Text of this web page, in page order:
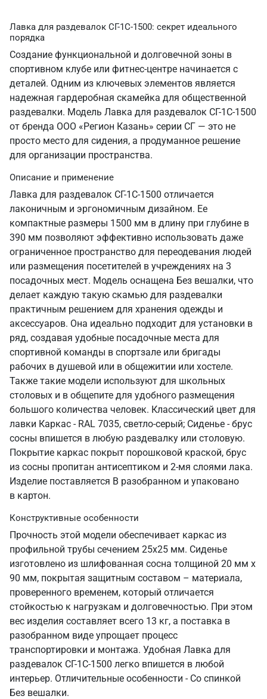
Лавка для раздевалок СГ-1С-1500: секрет идеального
порядка
Создание функциональной и долговечной зоны в
спортивном клубе или фитнес-центре начинается с
деталей. Одним из ключевых элементов является
надежная гардеробная скамейка для общественной
раздевалки. Модель Лавка для раздевалок СГ-1С-1500
от бренда ООО «Регион Казань» серии СГ — это не
просто место для сидения, а продуманное решение
для организации пространства.
Описание и применение
Лавка для раздевалок СГ-1С-1500 отличается
лаконичным и эргономичным дизайном. Ее
компактные размеры 1500 мм в длину при глубине в
390 мм позволяют эффективно использовать даже
ограниченное пространство для переодевания людей
или размещения посетителей в учреждениях на 3
посадочных мест. Модель оснащена Без вешалки, что
делает каждую такую скамью для раздевалки
практичным решением для хранения одежды и
аксессуаров. Она идеально подходит для установки в
ряд, создавая удобные посадочные места для
спортивной команды в спортзале или бригады
рабочих в душевой или в общежитии или хостеле.
Также такие модели используют для школьных
столовых и в общепите для удобного размещения
большого количества человек. Классический цвет для
лавки Каркас - RAL 7035, светло-серый; Сиденье - брус
сосны впишется в любую раздевалку или столовую.
Покрытие каркас покрыт порошковой краской, брус
из сосны пропитан антисептиком и 2-мя слоями лака.
Изделие поставляется В разобранном и упаковано
в картон.
Конструктивные особенности
Прочность этой модели обеспечивает каркас из
профильной трубы сечением 25х25 мм. Сиденье
изготовлено из шлифованная сосна толщиной 20 мм х
90 мм, покрытая защитным составом – материала,
проверенного временем, который отличается
стойкостью к нагрузкам и долговечностью. При этом
вес изделия составляет всего 13 кг, а поставка в
разобранном виде упрощает процесс
транспортировки и монтажа. Удобная Лавка для
раздевалок СГ-1С-1500 легко впишется в любой
интерьер. Отличительные особенности - Со спинкой
Без вешалки.